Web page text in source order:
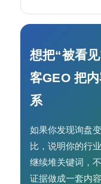
想把“被看
客GEO 把
系
如果你发现询盘
比，说明你的行
继续堆关键词，
证据做成一套内